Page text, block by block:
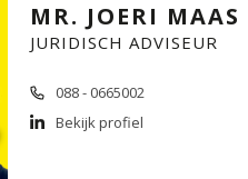
MR. JOERI MAAS
JURIDISCH ADVISEUR
088 - 0665002
Bekijk profiel